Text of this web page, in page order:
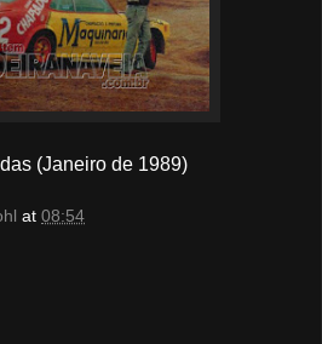
(Janeiro de 1989)
at 08:54